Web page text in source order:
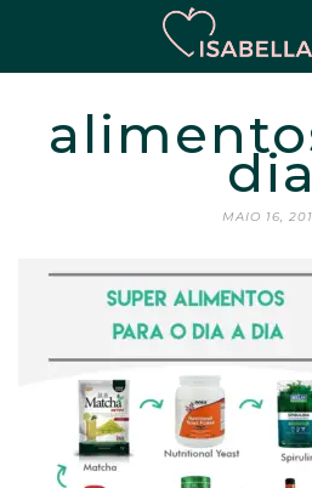
MAIO 16,